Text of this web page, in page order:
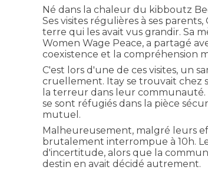
Né dans la chaleur du kibboutz
Ses visites régulières à ses
terre qui les avait vus grandir. Sa
Women Wage Peace, a partagé
coexistence et la compréhension
C'est lors d'une de ces visites, un
cruellement. Itay se trouvait chez
la terreur dans leur
se sont réfugiés dans la pièce
mutuel.
Malheureusement, malgré leurs
brutalement interrompue à 10h.
d'incertitude, alors que la
destin en avait décidé autrement.